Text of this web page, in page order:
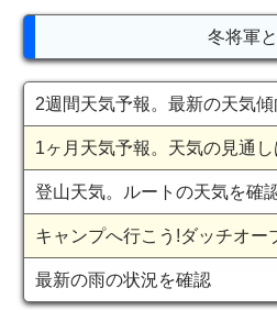
冬将軍
2週間天気予報。最新の天気傾
1ヶ月天気予報。天気の見通し
登山天気。ルートの天気を確
キャンプへ行こう!ダッチオー
最新の雨の状況を確認